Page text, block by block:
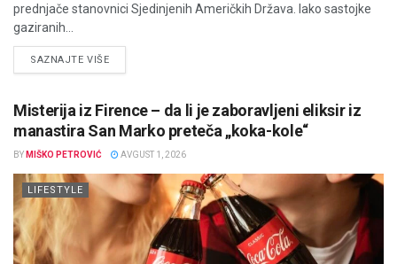
prednjače stanovnici Sjedinjenih Američkih Država. Iako sastojke
gaziranih...
SAZNAJTE VIŠEDETAILS
Misterija iz Firence – da li je zaboravljeni eliksir iz
manastira San Marko preteča „koka-kole“
BY MIŠKO PETROVIĆ AVGUST 1, 2026
LIFESTYLE